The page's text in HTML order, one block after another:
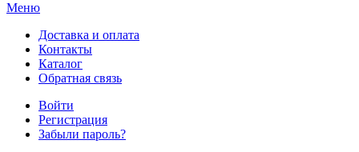
Меню
Доставка и оплата
Контакты
Каталог
Обратная связь
Войти
Регистрация
Забыли пароль?